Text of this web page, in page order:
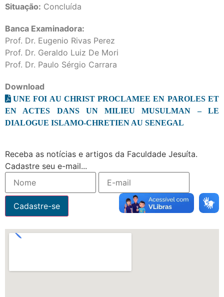
Situação: Concluída
Banca Examinadora:
Prof. Dr. Eugenio Rivas Perez
Prof. Dr. Geraldo Luiz De Mori
Prof. Dr. Paulo Sérgio Carrara
Download
UNE FOI AU CHRIST PROCLAMEE EN PAROLES ET
EN ACTES DANS UN MILIEU MUSULMAN – LE
DIALOGUE ISLAMO-CHRETIEN AU SENEGAL
Receba as notícias e artigos da Faculdade Jesuíta.
Cadastre seu e-mail...